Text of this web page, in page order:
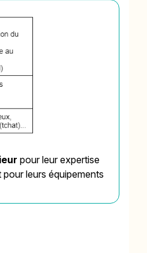
pour leur expertise
leurs équipements